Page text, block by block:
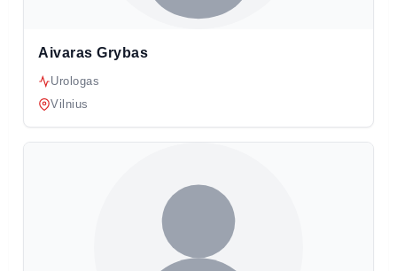
Aivaras Grybas
Urologas
Vilnius